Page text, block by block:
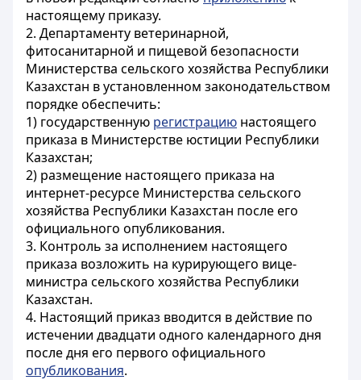
настоящему приказу.
2. Департаменту ветеринарной,
фитосанитарной и пищевой безопасности
Министерства сельского хозяйства Республики
Казахстан в установленном законодательством
порядке обеспечить:
1) государственную регистрацию настоящего
приказа в Министерстве юстиции Республики
Казахстан;
2) размещение настоящего приказа на
интернет-ресурсе Министерства сельского
хозяйства Республики Казахстан после его
официального опубликования.
3. Контроль за исполнением настоящего
приказа возложить на курирующего вице-
министра сельского хозяйства Республики
Казахстан.
4. Настоящий приказ вводится в действие по
истечении двадцати одного календарного дня
после дня его первого официального
опубликования.